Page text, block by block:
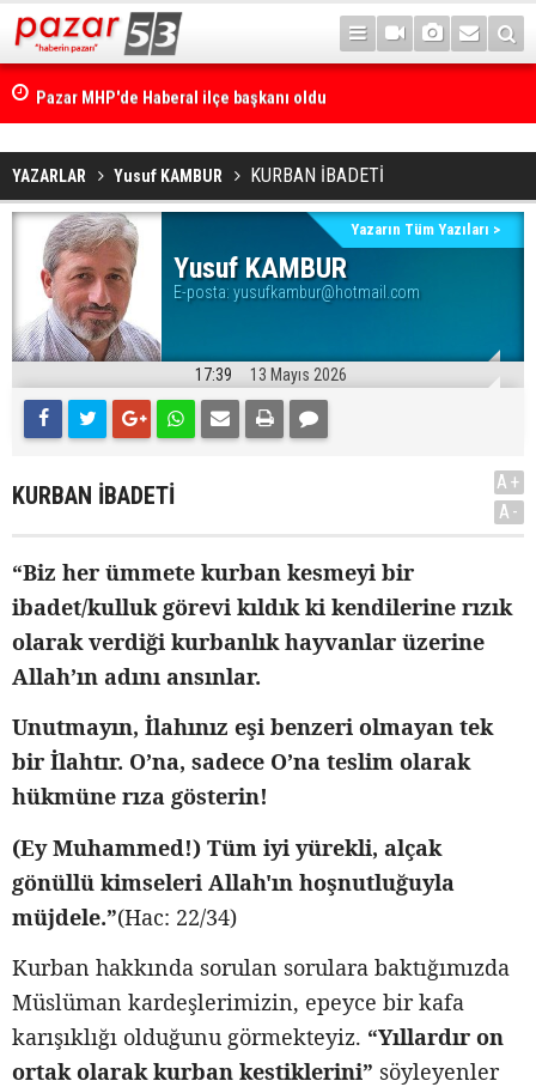
Pazar MHP'de Haberal ilçe başkanı oldu
YAZARLAR Yusuf KAMBUR KURBAN İBADETİ
Yusuf KAMBUR
E-posta: yusufkambur@hotmail.com
Yazarın Tüm Yazıları >
17:39 13 Mayıs 2026
KURBAN İBADETİ
A+
A-
“Biz her ümmete kurban kesmeyi bir
ibadet/kulluk görevi kıldık ki kendilerine rızık
olarak verdiği kurbanlık hayvanlar üzerine
Allah’ın adını ansınlar.
Unutmayın, İlahınız eşi benzeri olmayan tek
bir İlahtır. O’na, sadece O’na teslim olarak
hükmüne rıza gösterin!
(Ey Muhammed!) Tüm iyi yürekli, alçak
gönüllü kimseleri Allah'ın hoşnutluğuyla
müjdele.”(Hac: 22/34)
Kurban hakkında sorulan sorulara baktığımızda
Müslüman kardeşlerimizin, epeyce bir kafa
karışıklığı olduğunu görmekteyiz. “Yıllardır on
ortak olarak kurban kestiklerini” söyleyenler